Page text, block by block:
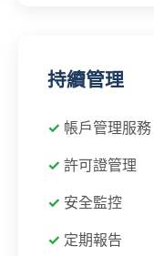
持續管理
帳戶管理服務
許可證管理
安全監控
定期報告